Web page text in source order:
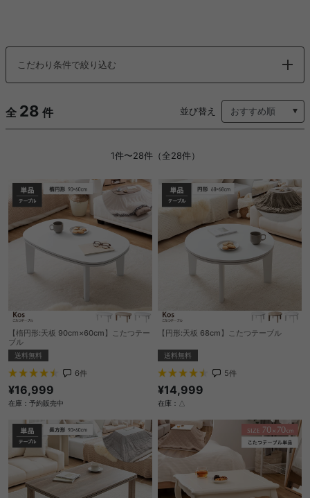
こだわり条件で絞り込む
全 28 件 並び替え
1件〜28件（全28件）
【楕円形:天板 90cm×60cm】こたつテー
ブル
送料無料
6件
¥16,999
在庫：予約販売中
【円形:天板 68cm】こたつテーブル
送料無料
5件
¥14,999
在庫：△